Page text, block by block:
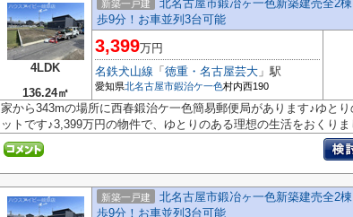
4LDK
136.24㎡
新築一戸建
北名古屋市鍛冶ヶ一色新築建売全2
歩9分！お車並列3台可能
3,399万円
名鉄犬山線 「 徳重・名古屋芸大 」駅
愛知県北名古屋市鍜治ケ一色村内西190
家から343mの場所に西春鍛治ケ一色簡易郵便局があります♪ゆと
ットです♪3,399万円の物件で、ゆとりのある理想の生活をおくり
新築一戸建
北名古屋市鍛冶ヶ一色新築建売全2
歩9分！お車並列3台可能